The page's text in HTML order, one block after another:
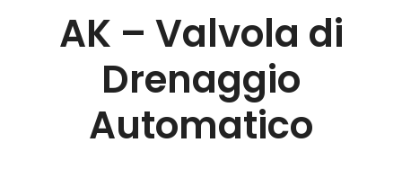
AK – Valvola di
Drenaggio
Automatico